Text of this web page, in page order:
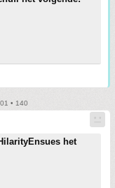
• 140
het